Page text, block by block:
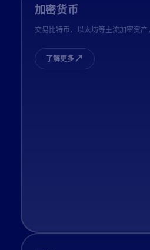
加密货币
交易比特币、以太坊等主流加密资产
了解更多↗